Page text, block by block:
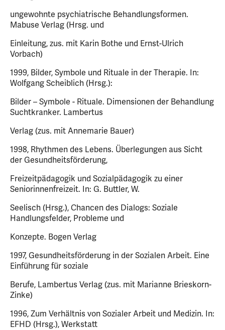
ungewohnte psychiatrische Behandlungsformen.
Mabuse Verlag (Hrsg. und
Einleitung, zus. mit Karin Bothe und Ernst-Ulrich
Vorbach)
1999, Bilder, Symbole und Rituale in der Therapie. In:
Wolfgang Scheiblich (Hrsg.):
Bilder – Symbole - Rituale. Dimensionen der Behandlung
Suchtkranker. Lambertus
Verlag (zus. mit Annemarie Bauer)
1998, Rhythmen des Lebens. Überlegungen aus Sicht
der Gesundheitsförderung,
Freizeitpädagogik und Sozialpädagogik zu einer
Seniorinnenfreizeit. In: G. Buttler, W.
Seelisch (Hrsg.), Chancen des Dialogs: Soziale
Handlungsfelder, Probleme und
Konzepte. Bogen Verlag
1997, Gesundheitsförderung in der Sozialen Arbeit. Eine
Einführung für soziale
Berufe, Lambertus Verlag (zus. mit Marianne Brieskorn-
Zinke)
1996, Zum Verhältnis von Sozialer Arbeit und Medizin. In:
EFHD (Hrsg.), Werkstatt